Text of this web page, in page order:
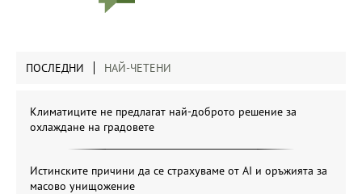
ПОСЛЕДНИ НАЙ-ЧЕТЕНИ
Климатиците не предлагат най-доброто решение за
охлаждане на градовете
Истинските причини да се страхуваме от AI и оръжията за
масово унищожение